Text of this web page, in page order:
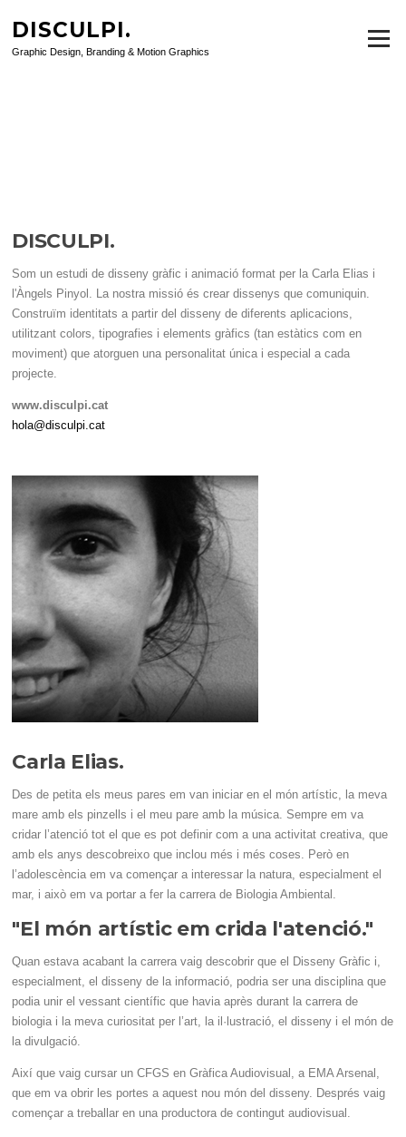
contenido
DISCULPI.
Graphic Design, Branding & Motion Graphics
Menú
DISCULPI. ESTUDI DE
DISCULPI.
Som un estudi de disseny gràfic i animació format per la Carla Elias i
l'Àngels Pinyol. La nostra missió és crear dissenys que comuniquin.
Construïm identitats a partir del disseny de diferents aplicacions,
utilitzant colors, tipografies i elements gràfics (tan estàtics com en
moviment) que atorguen una personalitat única i especial a cada
projecte.
www.disculpi.cat
hola@disculpi.cat
Carla Elias.
Des de petita els meus pares em van iniciar en el món artístic, la meva
mare amb els pinzells i el meu pare amb la música. Sempre em va
cridar l’atenció tot el que es pot definir com a una activitat creativa, que
amb els anys descobreixo que inclou més i més coses. Però en
l’adolescència em va començar a interessar la natura, especialment el
mar, i això em va portar a fer la carrera de Biologia Ambiental.
"El món artístic em crida l'atenció."
Quan estava acabant la carrera vaig descobrir que el Disseny Gràfic i,
especialment, el disseny de la informació, podria ser una disciplina que
podia unir el vessant científic que havia après durant la carrera de
biologia i la meva curiositat per l’art, la il·lustració, el disseny i el món de
la divulgació.
Així que vaig cursar unCFGS en Gràfica Audiovisual, a EMA Arsenal,
que em va obrir les portes a aquest nou món del disseny. Després vaig
començar a treballar en una productora de contingut audiovisual.